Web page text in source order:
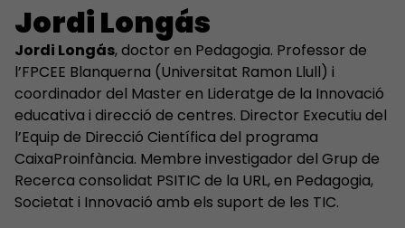
Jordi Longás
Jordi Longás, doctor en Pedagogia. Professor de
l’FPCEE Blanquerna (Universitat Ramon Llull) i
coordinador del Master en Lideratge de la Innovació
educativa i direcció de centres. Director Executiu del
l’Equip de Direcció Científica del programa
CaixaProinfància. Membre investigador del Grup de
Recerca consolidat PSITIC de la URL, en Pedagogia,
Societat i Innovació amb els suport de les TIC.